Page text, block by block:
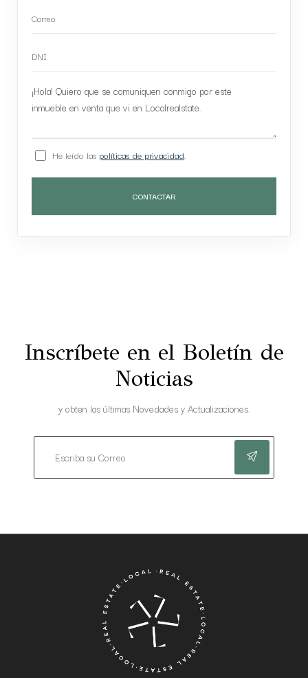
He leído las políticas de privacidad
CONTACTAR
Inscríbete en el Boletín de
Noticias
y obten las últimas Novedades y Actualizaciones.